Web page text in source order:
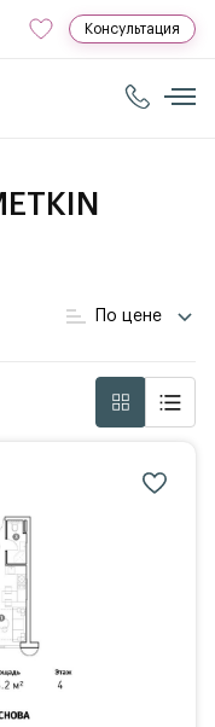
Консультация
По цене